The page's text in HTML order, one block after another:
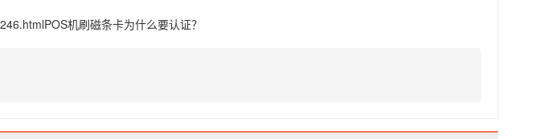
POS机刷磁条卡为什么要认证？